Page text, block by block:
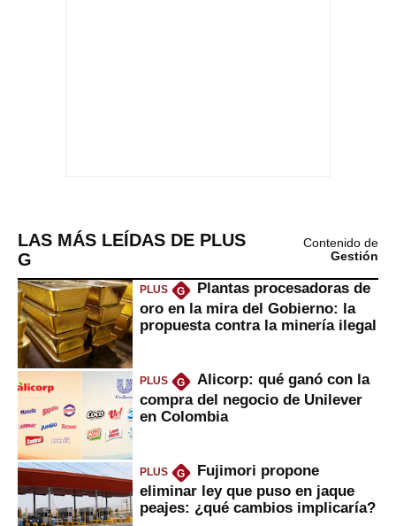
LAS MÁS LEÍDAS DE PLUS
G
Contenido de
Gestión
PLUS G
Plantas procesadoras de
oro en la mira del Gobierno: la
propuesta contra la minería ilegal
PLUS G
Alicorp: qué ganó con la
compra del negocio de Unilever
en Colombia
PLUS G
Fujimori propone
eliminar ley que puso en jaque
peajes: ¿qué cambios implicaría?